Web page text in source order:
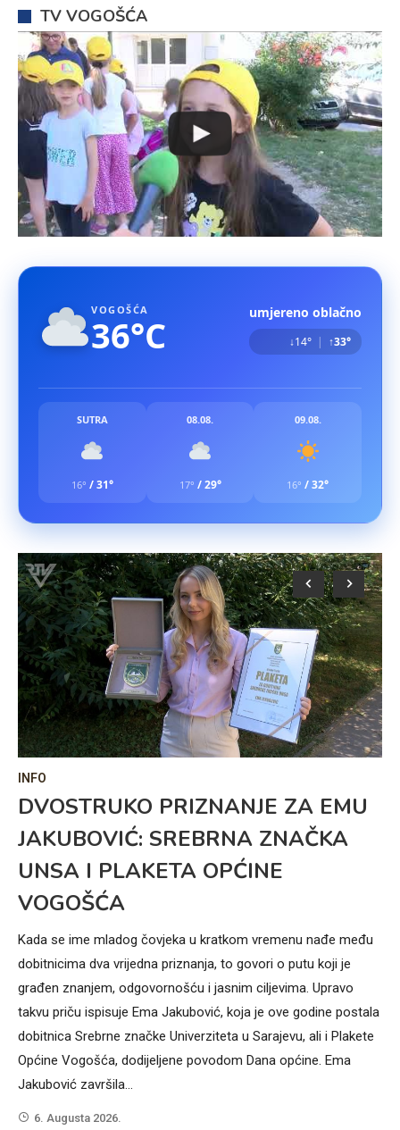
TV VOGOŠĆA
VOGOŠĆA
36°C umjereno oblačno
↓14° | ↑33°
SUTRA
16° /31°
08.08.
17° / 29°
09.08.
16° /32°
INFO
DVOSTRUKO PRIZNANJE ZA EMU
JAKUBOVIĆ: SREBRNA ZNAČKA
UNSA I PLAKETA OPĆINE
VOGOŠĆA
Kada se ime mladog čovjeka u kratkom vremenu nađe među
dobitnicima dva vrijedna priznanja, to govori o putu koji je
građen znanjem, odgovornošću i jasnim ciljevima. Upravo
takvu priču ispisuje Ema Jakubović, koja je ove godine postala
dobitnica Srebrne značke Univerziteta u Sarajevu, ali i Plakete
Općine Vogošća, dodijeljene povodom Dana općine. Ema
Jakubović završila…
6. Augusta 2026.